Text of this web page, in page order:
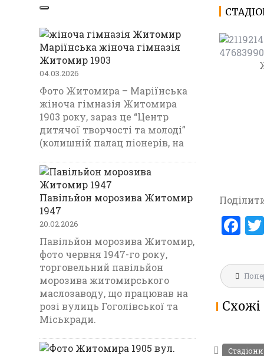
F
ce
b
o
k
записів
Схожі
Маріїнська жіноча гімназія
Житомир 1903
04.03.2026
Фото Житомира – Маріїнська
жіноча гімназія Житомира
1903 року, зараз це “Центр
дитячої творчості та молоді”
(колишній палац піонерів, на
Павільйон морозива Житомир
1947
20.02.2026
Павільйон морозива Житомир,
фото червня 1947-го року,
торговельний павільйон
морозива житомирського
маслозаводу, що працював на
розі вулиць Гоголівської та
Міськради.